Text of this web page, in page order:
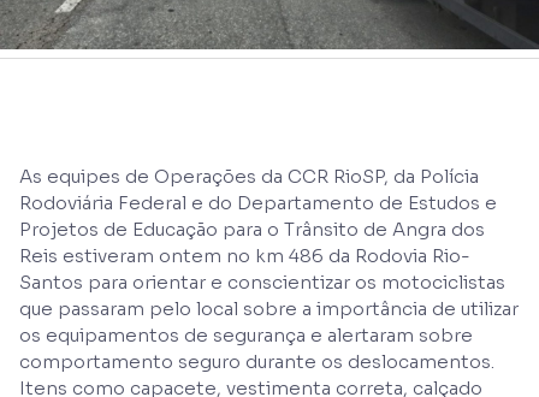
As equipes de Operações da CCR RioSP, da Polícia
Rodoviária Federal e do Departamento de Estudos e
Projetos de Educação para o Trânsito de Angra dos
Reis estiveram ontem no km 486 da Rodovia Rio-
Santos para orientar e conscientizar os motociclistas
que passaram pelo local sobre a importância de utilizar
os equipamentos de segurança e alertaram sobre
comportamento seguro durante os deslocamentos.
Itens como capacete, vestimenta correta, calçado